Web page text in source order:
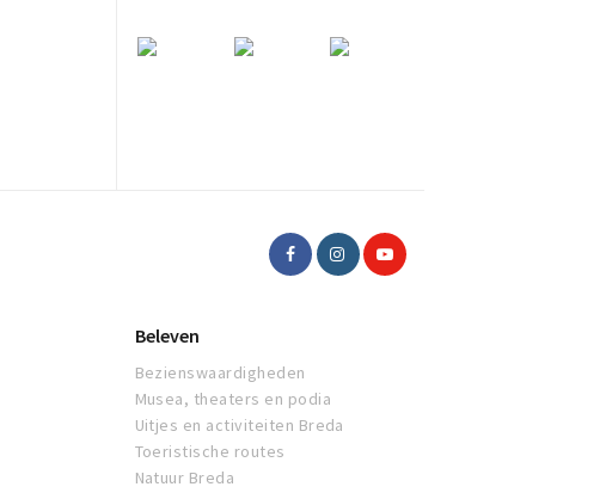
Beleven
Bezienswaardigheden
Musea, theaters en podia
Uitjes en activiteiten Breda
Toeristische routes
Natuur Breda